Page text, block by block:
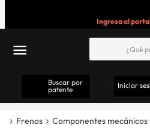
Ingresa al
Buscar por
patente
Iniciar
Frenos Componentes mecánicos